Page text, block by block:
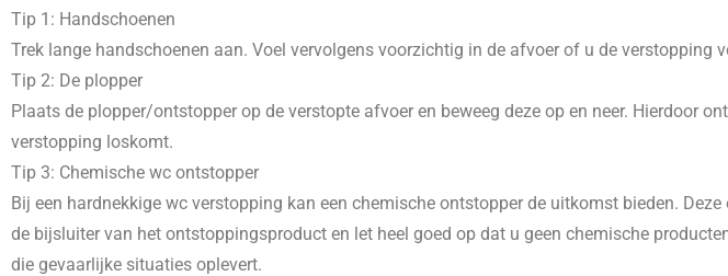
Tip 1: Handschoenen
Trek lange handschoenen aan. Voel vervolgens voorzichtig in de afvoer of u de verstopping
Tip 2: De plopper
Plaats de plopper/ontstopper op de verstopte afvoer en beweeg deze op en neer. Hierdoor
verstopping loskomt.
Tip 3: Chemische wc ontstopper
Bij een hardnekkige wc verstopping kan een chemische ontstopper de uitkomst bieden.
de bijsluiter van het ontstoppingsproduct en let heel goed op dat u geen chemische
die gevaarlijke situaties oplevert.